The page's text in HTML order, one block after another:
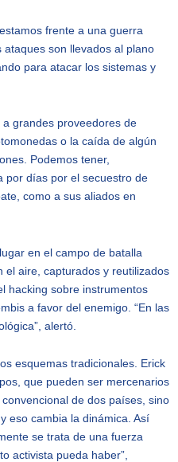
frente a una guerra
son llevados al plano
para atacar los sistemas y
grandes proveedores de
o la caída de algún
Podemos tener,
por días por el secuestro de
como a sus aliados en
en el campo de batalla
el aire, capturados y reutilizados
hacking sobre instrumentos
a favor del enemigo. “En las
alertó.
esquemas tradicionales. Erick
que pueden ser mercenarios
de dos países, sino
eso cambia la dinámica. Así
se trata de una fuerza
activista pueda haber”,